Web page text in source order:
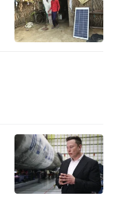
品牌消费指
学术机构，系
会以指数调研
媒体报道，深
新趋势，以及